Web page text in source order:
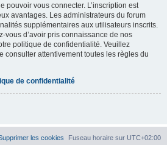
pouvoir vous connecter. L’inscription est
avantages. Les administrateurs du forum
supplémentaires aux utilisateurs inscrits.
vous d’avoir pris connaissance de nos
politique de confidentialité. Veuillez
consulter attentivement toutes les règles du
de confidentialité
Fuseau horaire sur UTC+02:00
les cookies